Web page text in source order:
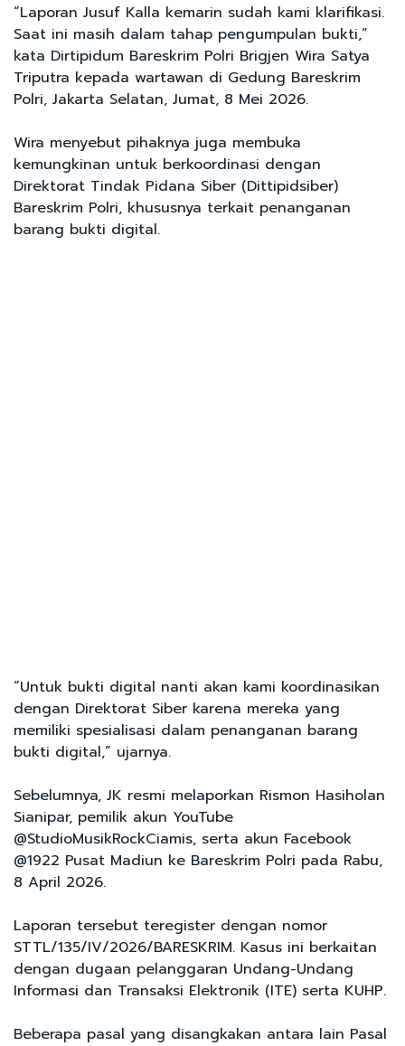
“Laporan Jusuf Kalla kemarin sudah kami klarifikasi.
Saat ini masih dalam tahap pengumpulan bukti,”
kata Dirtipidum Bareskrim Polri Brigjen Wira Satya
Triputra kepada wartawan di Gedung Bareskrim
Polri, Jakarta Selatan, Jumat, 8 Mei 2026.
Wira menyebut pihaknya juga membuka
kemungkinan untuk berkoordinasi dengan
Direktorat Tindak Pidana Siber (Dittipidsiber)
Bareskrim Polri, khususnya terkait penanganan
barang bukti digital.
“Untuk bukti digital nanti akan kami koordinasikan
dengan Direktorat Siber karena mereka yang
memiliki spesialisasi dalam penanganan barang
bukti digital,” ujarnya.
Sebelumnya, JK resmi melaporkan Rismon Hasiholan
Sianipar, pemilik akun YouTube
@StudioMusikRockCiamis, serta akun Facebook
@1922 Pusat Madiun ke Bareskrim Polri pada Rabu,
8 April 2026.
Laporan tersebut teregister dengan nomor
STTL/135/IV/2026/BARESKRIM. Kasus ini berkaitan
dengan dugaan pelanggaran Undang-Undang
Informasi dan Transaksi Elektronik (ITE) serta KUHP.
Beberapa pasal yang disangkakan antara lain Pasal